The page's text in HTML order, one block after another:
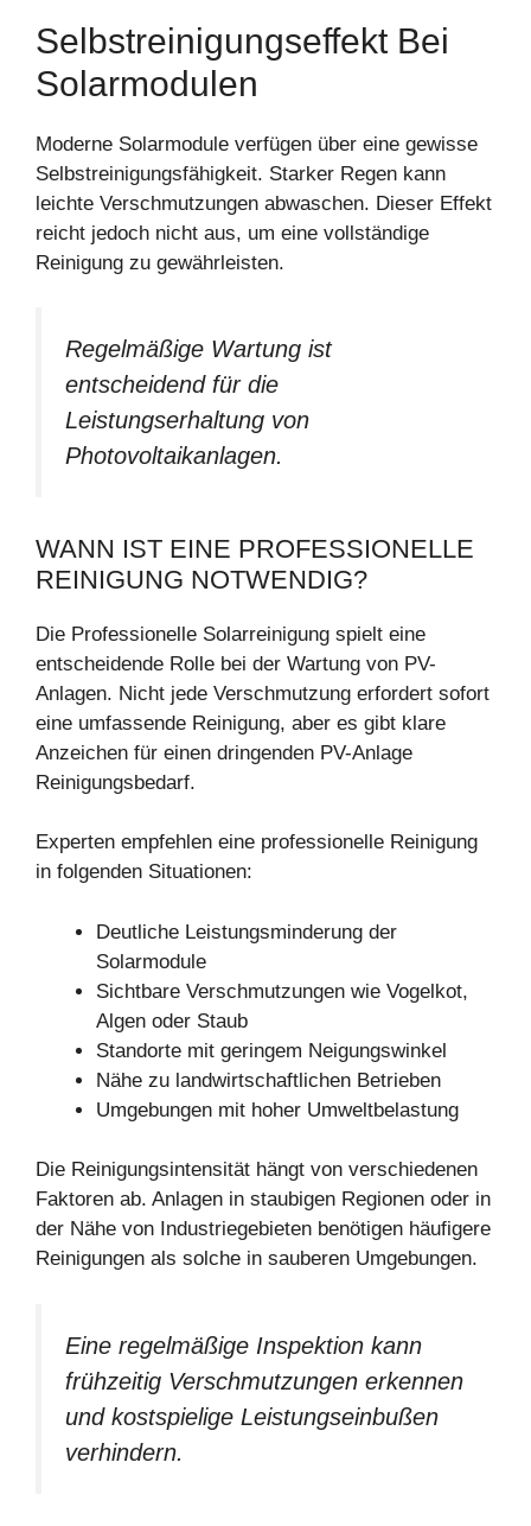
Selbstreinigungseffekt Bei
Solarmodulen
Moderne Solarmodule verfügen über eine gewisse
Selbstreinigungsfähigkeit. Starker Regen kann
leichte Verschmutzungen abwaschen. Dieser Effekt
reicht jedoch nicht aus, um eine vollständige
Reinigung zu gewährleisten.
Regelmäßige Wartung ist
entscheidend für die
Leistungserhaltung von
Photovoltaikanlagen.
WANN IST EINE PROFESSIONELLE
REINIGUNG NOTWENDIG?
Die Professionelle Solarreinigung spielt eine
entscheidende Rolle bei der Wartung von PV-
Anlagen. Nicht jede Verschmutzung erfordert sofort
eine umfassende Reinigung, aber es gibt klare
Anzeichen für einen dringenden PV-Anlage
Reinigungsbedarf.
Experten empfehlen eine professionelle Reinigung
in folgenden Situationen:
Deutliche Leistungsminderung der
Solarmodule
Sichtbare Verschmutzungen wie Vogelkot,
Algen oder Staub
Standorte mit geringem Neigungswinkel
Nähe zu landwirtschaftlichen Betrieben
Umgebungen mit hoher Umweltbelastung
Die Reinigungsintensität hängt von verschiedenen
Faktoren ab. Anlagen in staubigen Regionen oder in
der Nähe von Industriegebieten benötigen häufigere
Reinigungen als solche in sauberen Umgebungen.
Eine regelmäßige Inspektion kann
frühzeitig Verschmutzungen erkennen
und kostspielige Leistungseinbußen
verhindern.